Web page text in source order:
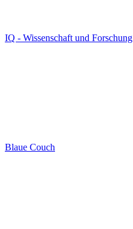
IQ - Wissenschaft und Forschung
Blaue Couch